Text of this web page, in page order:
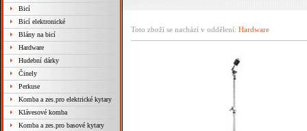
Bicí
Bicí elektronické
Blány na bicí
Hardware
Hudební dárky
Činely
Perkuse
Komba a zes.pro elektrické kytary
Klávesové komba
Komba a zes.pro basové kytary
Toto zboží se nachází v oddělení: Hardware